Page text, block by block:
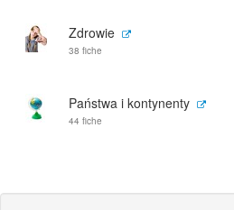
Zdrowie
38 fiche
Państwa i kontynenty
44 fiche